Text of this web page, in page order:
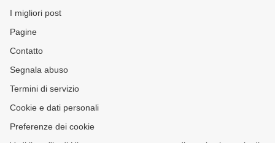
I migliori post
Pagine
Contatto
Segnala abuso
Termini di servizio
Cookie e dati personali
Preferenze dei cookie